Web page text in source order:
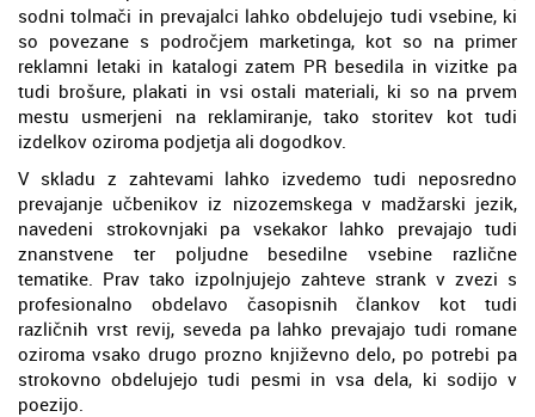
sodni tolmači in prevajalci lahko obdelujejo tudi vsebine, ki
so povezane s področjem marketinga, kot so na primer
reklamni letaki in katalogi zatem PR besedila in vizitke pa
tudi brošure, plakati in vsi ostali materiali, ki so na prvem
mestu usmerjeni na reklamiranje, tako storitev kot tudi
izdelkov oziroma podjetja ali dogodkov.
V skladu z zahtevami lahko izvedemo tudi neposredno
prevajanje učbenikov iz nizozemskega v madžarski jezik,
navedeni strokovnjaki pa vsekakor lahko prevajajo tudi
znanstvene ter poljudne besedilne vsebine različne
tematike. Prav tako izpolnjujejo zahteve strank v zvezi s
profesionalno obdelavo časopisnih člankov kot tudi
različnih vrst revij, seveda pa lahko prevajajo tudi romane
oziroma vsako drugo prozno književno delo, po potrebi pa
strokovno obdelujejo tudi pesmi in vsa dela, ki sodijo v
poezijo.